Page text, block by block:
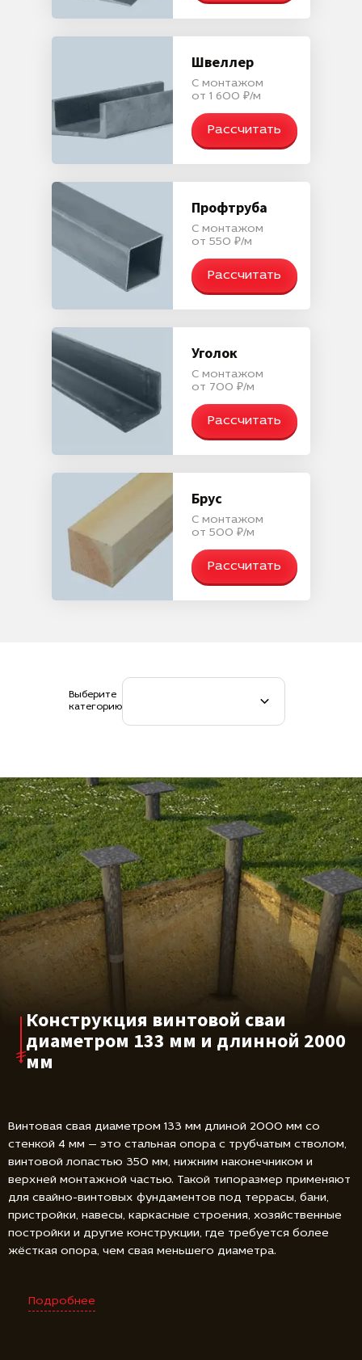
Швеллер
С монтажом
от 1 600 ₽/м
Рассчитать
Профтруба
С монтажом
от 550 ₽/м
Рассчитать
Уголок
С монтажом
от 700 ₽/м
Рассчитать
Брус
С монтажом
от 500 ₽/м
Рассчитать
Выберите
категорию
Конструкция винтовой сваи
диаметром 133 мм и длинной 2000
мм
Винтовая свая диаметром 133 мм длиной 2000 мм со
стенкой 4 мм — это стальная опора с трубчатым стволом,
винтовой лопастью 350 мм, нижним наконечником и
верхней монтажной частью. Такой типоразмер применяют
для свайно-винтовых фундаментов под террасы, бани,
пристройки, навесы, каркасные строения, хозяйственные
постройки и другие конструкции, где требуется более
жёсткая опора, чем свая меньшего диаметра.
Подробнее